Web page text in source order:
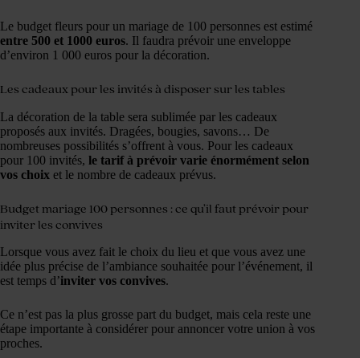
Le budget fleurs pour un mariage de 100 personnes est estimé
entre 500 et 1000 euros. Il faudra prévoir une enveloppe
d’environ 1 000 euros pour la décoration.
Les cadeaux pour les invités à disposer sur les tables
La décoration de la table sera sublimée par les cadeaux
proposés aux invités. Dragées, bougies, savons… De
nombreuses possibilités s’offrent à vous. Pour les cadeaux
pour 100 invités, le tarif à prévoir varie énormément selon
vos choix et le nombre de cadeaux prévus.
Budget mariage 100 personnes : ce qu’il faut prévoir pour
inviter les convives
Lorsque vous avez fait le choix du lieu et que vous avez une
idée plus précise de l’ambiance souhaitée pour l’événement, il
est temps d’inviter vos convives.
Ce n’est pas la plus grosse part du budget, mais cela reste une
étape importante à considérer pour annoncer votre union à vos
proches.